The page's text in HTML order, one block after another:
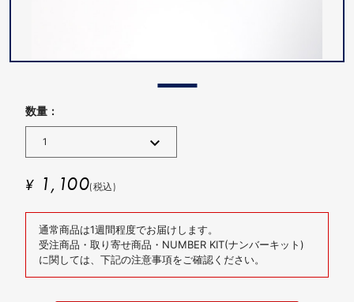
数量 :
¥ 1,100(税込)
通常商品は1週間程度でお届けします。
受注商品・取り寄せ商品・NUMBER KIT(ナンバーキット)
に関しては、下記の注意事項をご確認ください。